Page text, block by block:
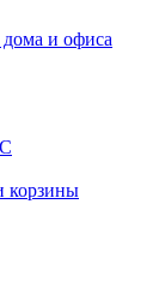
и офиса
корзины